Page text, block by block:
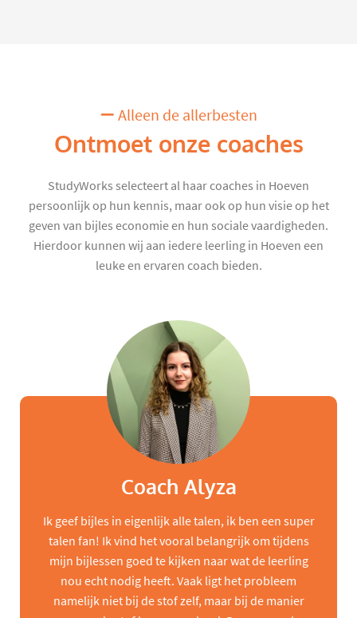
Alleen de allerbesten
Ontmoet onze coaches
StudyWorks selecteert al haar coaches in Hoeven
persoonlijk op hun kennis, maar ook op hun visie op het
geven van bijles economie en hun sociale vaardigheden.
Hierdoor kunnen wij aan iedere leerling in Hoeven een
leuke en ervaren coach bieden.
Coach Alyza
Ik geef bijles in eigenlijk alle talen, ik ben een super
talen fan! Ik vind het vooral belangrijk om tijdens
mijn bijlessen goed te kijken naar wat de leerling
nou echt nodig heeft. Vaak ligt het probleem
namelijk niet bij de stof zelf, maar bij de manier